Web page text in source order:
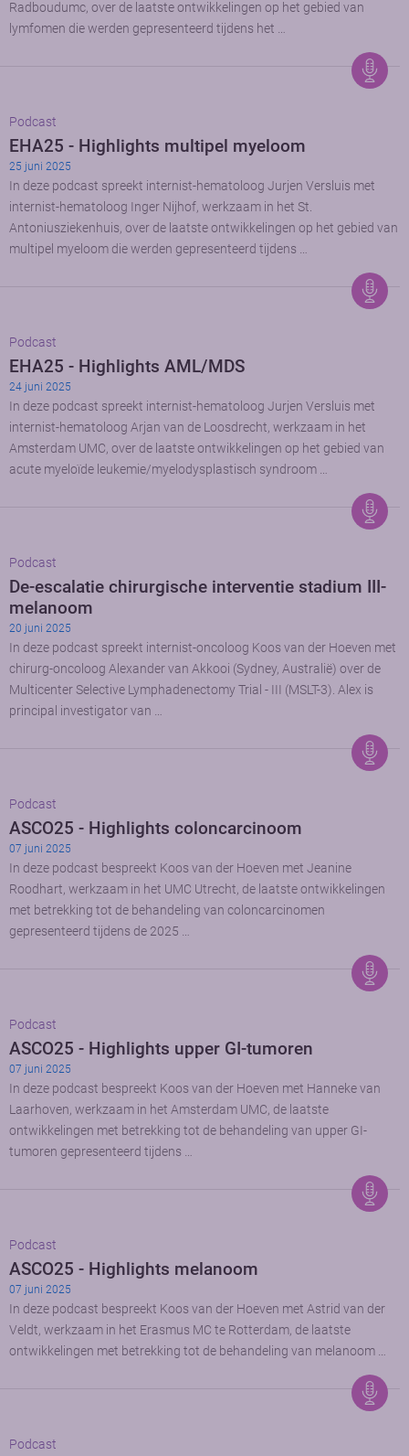
Radboudumc, over de laatste ontwikkelingen op het gebied van
lymfomen die werden gepresenteerd tijdens het …
Podcast
EHA25 - Highlights multipel myeloom
25 juni 2025
In deze podcast spreekt internist-hematoloog Jurjen Versluis met
internist-hematoloog Inger Nijhof, werkzaam in het St.
Antoniusziekenhuis, over de laatste ontwikkelingen op het gebied van
multipel myeloom die werden gepresenteerd tijdens …
Podcast
EHA25 - Highlights AML/MDS
24 juni 2025
In deze podcast spreekt internist-hematoloog Jurjen Versluis met
internist-hematoloog Arjan van de Loosdrecht, werkzaam in het
Amsterdam UMC, over de laatste ontwikkelingen op het gebied van
acute myeloïde leukemie/myelodysplastisch syndroom …
Podcast
De-escalatie chirurgische interventie stadium III-
melanoom
20 juni 2025
In deze podcast spreekt internist-oncoloog Koos van der Hoeven met
chirurg-oncoloog Alexander van Akkooi (Sydney, Australië) over de
Multicenter Selective Lymphadenectomy Trial - III (MSLT-3). Alex is
principal investigator van …
Podcast
ASCO25 - Highlights coloncarcinoom
07 juni 2025
In deze podcast bespreekt Koos van der Hoeven met Jeanine
Roodhart, werkzaam in het UMC Utrecht, de laatste ontwikkelingen
met betrekking tot de behandeling van coloncarcinomen
gepresenteerd tijdens de 2025 …
Podcast
ASCO25 - Highlights upper GI-tumoren
07 juni 2025
In deze podcast bespreekt Koos van der Hoeven met Hanneke van
Laarhoven, werkzaam in het Amsterdam UMC, de laatste
ontwikkelingen met betrekking tot de behandeling van upper GI-
tumoren gepresenteerd tijdens …
Podcast
ASCO25 - Highlights melanoom
07 juni 2025
In deze podcast bespreekt Koos van der Hoeven met Astrid van der
Veldt, werkzaam in het Erasmus MC te Rotterdam, de laatste
ontwikkelingen met betrekking tot de behandeling van melanoom …
Podcast